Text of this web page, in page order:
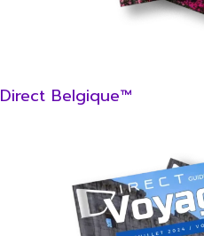
Direct Belgique™